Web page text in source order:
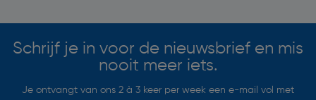
Schrijf je in voor de nieuwsbrief en mis
nooit meer iets.
Je ontvangt van ons 2 à 3 keer per week een e-mail vol met